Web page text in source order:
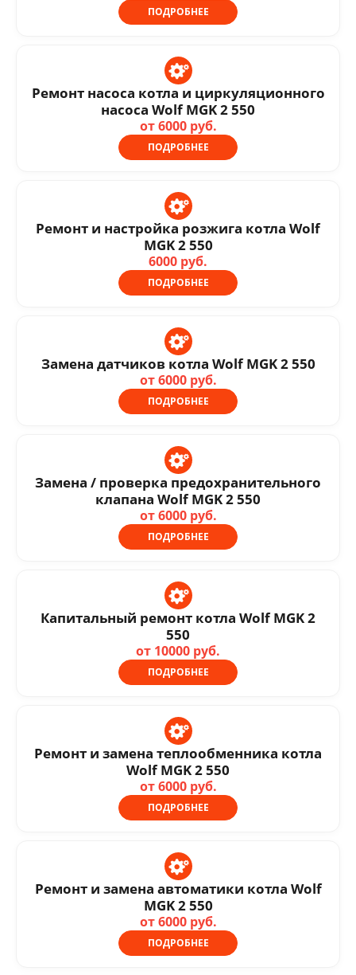
ПОДРОБНЕЕ
Ремонт насоса котла и циркуляционного
насоса Wolf MGK 2 550
от 6000 руб.
ПОДРОБНЕЕ
Ремонт и настройка розжига котла Wolf
MGK 2 550
6000 руб.
ПОДРОБНЕЕ
Замена датчиков котла Wolf MGK 2 550
от 6000 руб.
ПОДРОБНЕЕ
Замена / проверка предохранительного
клапана Wolf MGK 2 550
от 6000 руб.
ПОДРОБНЕЕ
Капитальный ремонт котла Wolf MGK 2
550
от 10000 руб.
ПОДРОБНЕЕ
Ремонт и замена теплообменника котла
Wolf MGK 2 550
от 6000 руб.
ПОДРОБНЕЕ
Ремонт и замена автоматики котла Wolf
MGK 2 550
от 6000 руб.
ПОДРОБНЕЕ